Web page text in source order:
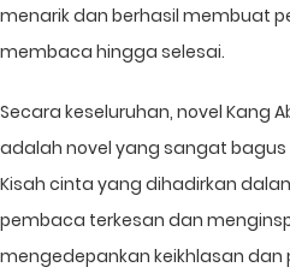
menarik dan berhasil membuat
membaca hingga selesai.
Secara keseluruhan, novel Kang
adalah novel yang sangat
Kisah cinta yang dihadirkan
pembaca terkesan dan
mengedepankan keikhlasan